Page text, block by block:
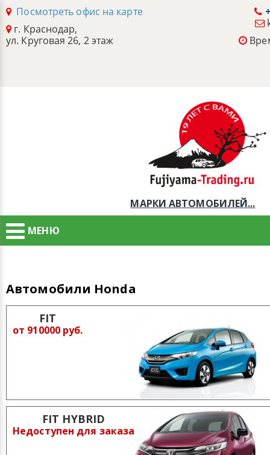
Посмотреть офис на карте
г. Краснодар,
ул. Круговая 26, 2 этаж
МАРКИ АВТОМОБИЛЕЙ...
МЕНЮ
Автомобили Honda
FIT
от 910000 руб.
FIT HYBRID
Недоступен для заказа